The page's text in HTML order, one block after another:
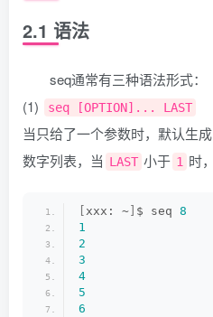
2.1 语法
seq通常有三种语法形式：
(1)
seq [OPTION]... LAST
当只给了一个参数时，默认生成
数字列表，当 LAST 小于 1 时，
xxx: ~ $ seq 8
1
2
3
4
5
6